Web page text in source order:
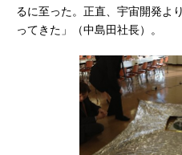
るに至った。正直、宇宙開発よ
ってきた」（中島田社長）。